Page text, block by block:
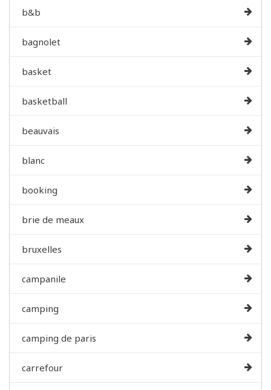
b&b
bagnolet
basket
basketball
beauvais
blanc
booking
brie de meaux
bruxelles
campanile
camping
camping de paris
carrefour